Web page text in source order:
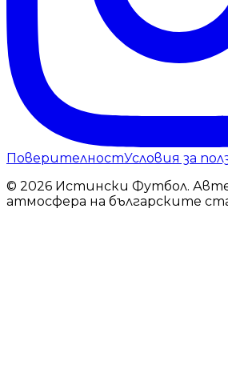
ПоверителностУсловия за
© 2026 Истински Футбол.
атмосфера на българските